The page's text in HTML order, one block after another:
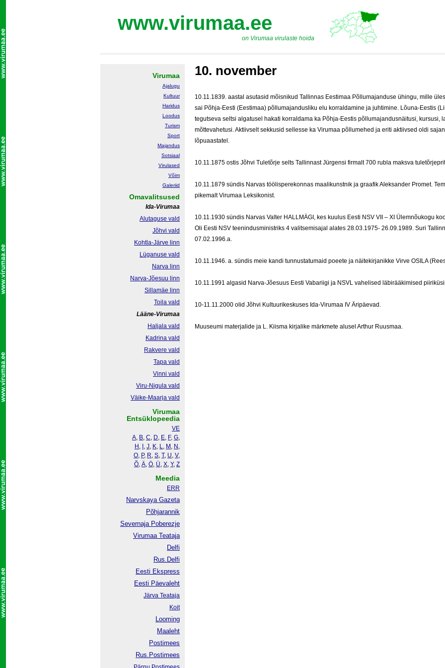
www.virumaa.ee
on Virumaa virulaste hoida
10. november
10.11.1839. aastal asutasid mõisnikud Tallinnas Eestimaa Põllumajanduse ühingu, mille
sai Põhja-Eesti (Eestimaa) põllumajandusliku elu korraldamine ja juhtimine. Lõuna-Eestis
tegutseva seltsi algatusel hakati korraldama ka Põhja-Eestis põllumajandusnäitusi, kursusi,
mõttevahetusi. Aktiivselt sekkusid sellesse ka Virumaa põllumehed ja eriti aktiivsed oldi
lõpuaastatel.
10.11.1875 ostis Jõhvi Tuletõrje selts Tallinnast Jürgensi firmalt 700 rubla maksva
10.11.1879 sündis Narvas töölisperekonnas maalikunstnik ja graafik Aleksander Promet.
pikemalt Virumaa Leksikonist.
10.11.1930 sündis Narvas Valter HALLMÄGI, kes kuulus Eesti NSV VII – XI Ülemnõukogu
Oli Eesti NSV teenindusministriks 4 valitsemisajal alates 28.03.1975- 26.09.1989. Suri
07.02.1996.a.
10.11.1946. a. sündis meie kandi tunnustatumaid poeete ja näitekirjanikke Virve OSILA
10.11.1991 algasid Narva-Jõesuus Eesti Vabariigi ja NSVL vahelised läbirääkimised
10-11.11.2000 olid Jõhvi Kultuurikeskuses Ida-Virumaa IV Äripäevad.
Muuseumi materjalide ja L. Kiisma kirjalike märkmete alusel Arthur Ruusmaa.
Virumaa
Ajalugu
Kultuur
Haridus
Loodus
Turism
Sport
Majandus
Sotsiaal
Virulased
Võim
Galeriid
Omavalitsused
Ida-Virumaa
Alutaguse vald
Jõhvi vald
Kohtla-Järve linn
Lüganuse vald
Narva linn
Narva-Jõesuu linn
Sillamäe linn
Toila vald
Lääne-Virumaa
Haljala vald
Kadrina vald
Rakvere vald
Tapa vald
Vinni vald
Viru-Nigula vald
Väike-Maarja vald
Virumaa
Entsüklopeedia
VE
A, B, C, D, E, F, G,
H , , J, K, L, M , N ,
O, P, R, S, T, U, V,
Õ, Ä, Ö, Ü, X, Y, Z
Meedia
ERR
Narvskaya Gazeta
Põhjarannik
Severnaja Poberezje
Virumaa Teataja
Delfi
Rus.Delfi
Eesti Ekspress
Eesti Päevaleht
Järva Teataja
Koit
Looming
Maaleht
Postimees
Rus.Postimees